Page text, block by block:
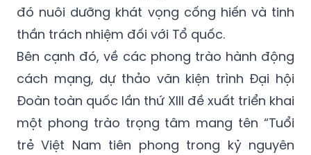
đó nuôi dưỡng khát vọng cống hiến và tinh
thần trách nhiệm đối với Tổ quốc.
Bên cạnh đó, về các phong trào hành động
cách mạng, dự thảo văn kiện trình Đại hội
Đoàn toàn quốc lần thứ XIII đề xuất triển khai
một phong trào trọng tâm mang tên “Tuổi
trẻ Việt Nam tiên phong trong kỷ nguyên